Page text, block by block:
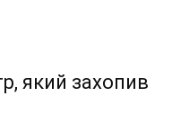
який захопив